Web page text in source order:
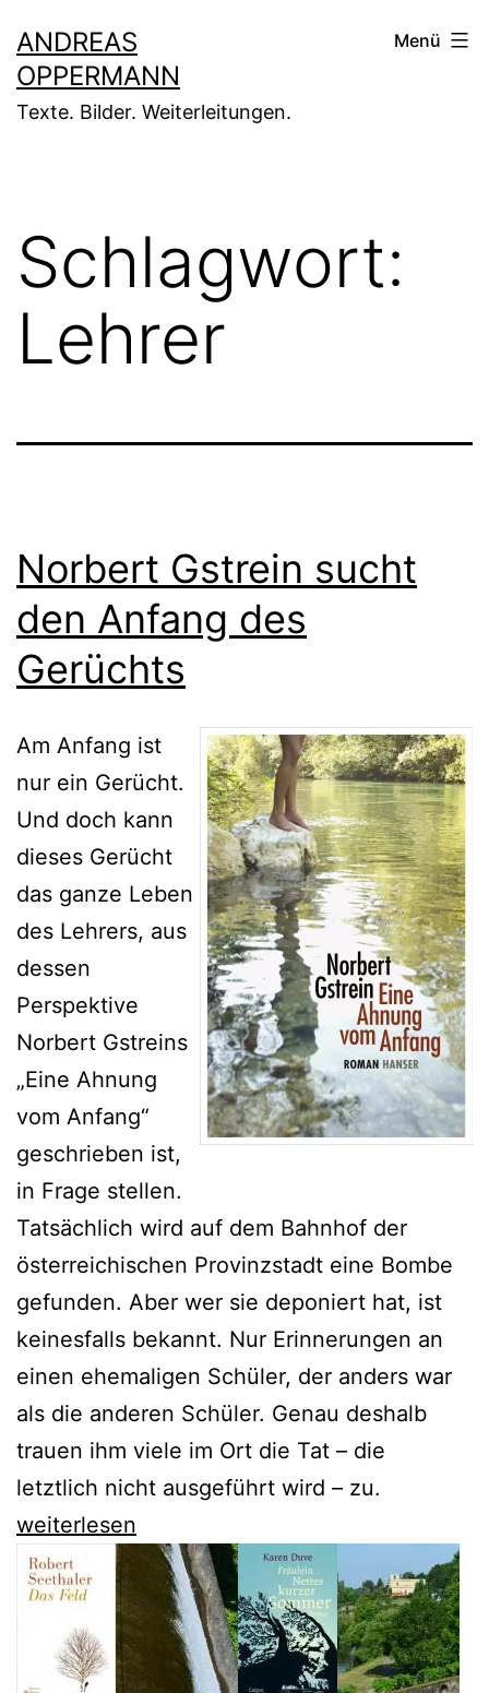
Inhalt
springen
ANDREAS
OPPERMANN
Texte. Bilder. Weiterleitungen.
Menü
Schlagwort:
Lehrer
Norbert Gstrein sucht
den Anfang des
Gerüchts
Am Anfang ist
nur ein Gerücht.
Und doch kann
dieses Gerücht
das ganze Leben
des Lehrers, aus
dessen
Perspektive
Norbert Gstreins
„Eine Ahnung
vom Anfang“
geschrieben ist,
in Frage stellen.
Tatsächlich wird auf dem Bahnhof der
österreichischen Provinzstadt eine Bombe
gefunden. Aber wer sie deponiert hat, ist
keinesfalls bekannt. Nur Erinnerungen an
einen ehemaligen Schüler, der anders war
als die anderen Schüler. Genau deshalb
trauen ihm viele im Ort die Tat – die
letztlich nicht ausgeführt wird – zu.
Norbert
Gstrein
sucht
Anfang
weiterlesen